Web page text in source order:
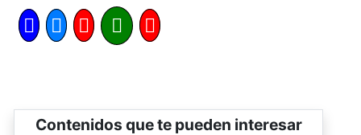
Contenidos que te pueden interesar